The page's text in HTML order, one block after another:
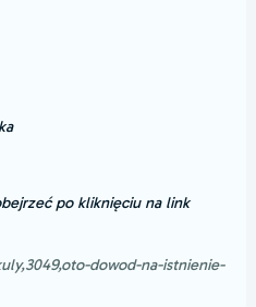
po kliknięciu na link
dowod-na-istnienie-